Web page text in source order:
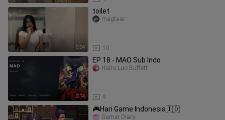
0:04
toilet
10
magtaar
0:14
EP 18 - MAO Sub Indo
9
Haito Luo Buffett
🎮Hari Game Indonesia🇮🇩
Gamer Diary